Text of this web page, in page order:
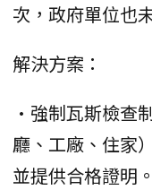
次，政府單位也
解決方案：
•強制瓦斯檢查
廳、工廠、住家
並提供合格證明。